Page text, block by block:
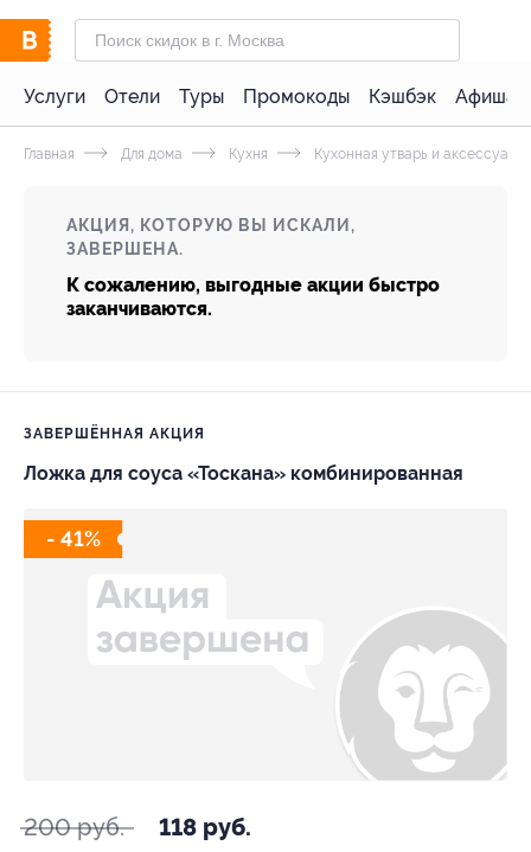
Услуги Отели Туры Промокоды Кэшбэк Афиша
Главная Для дома Кухня Кухонная утварь и аксессуары
АКЦИЯ, КОТОРУЮ ВЫ ИСКАЛИ,
ЗАВЕРШЕНА.
К сожалению, выгодные акции быстро
заканчиваются.
ЗАВЕРШЁННАЯ АКЦИЯ
Ложка для соуса «Тоскана» комбинированная
- 41%
200 руб. 118 руб.